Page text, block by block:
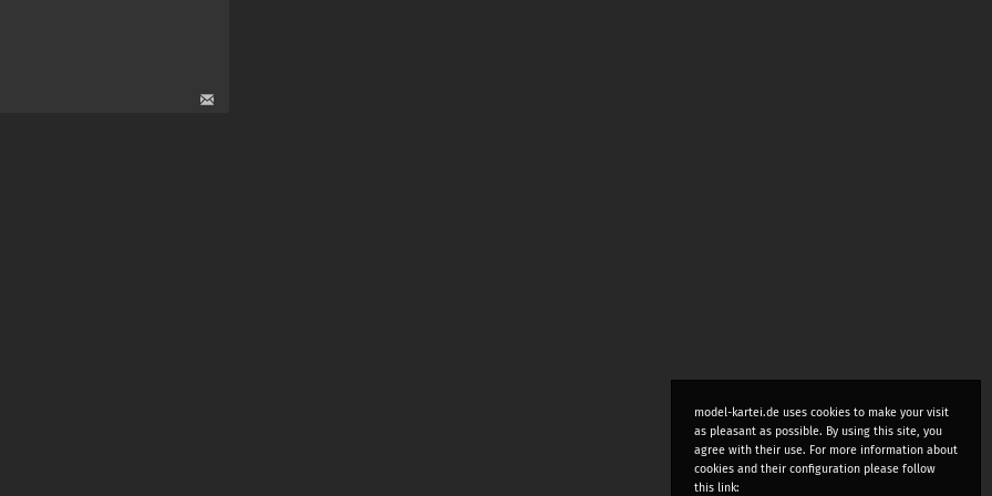
model-kartei.de uses cookies to make your visit
as pleasant as possible. By using this site, you
agree with their use. For more information about
cookies and their configuration please follow
this link: